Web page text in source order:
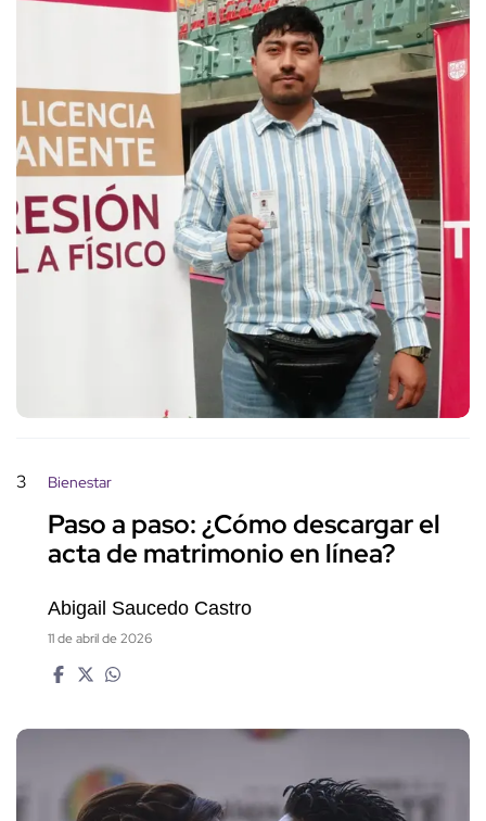
3 Bienestar
Paso a paso: ¿Cómo descargar el
acta de matrimonio en línea?
Abigail Saucedo Castro
11 de abril de 2026